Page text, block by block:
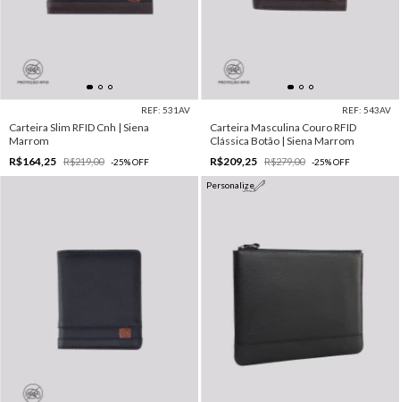
REF: 531AV
Carteira Slim RFID Cnh | Siena
Marrom
R$164,25
R$219,00 -25%OFF
REF: 543AV
Carteira Masculina Couro RFID
Clássica Botão | Siena Marrom
R$209,25
R$279,00 -25%OFF
Personalize